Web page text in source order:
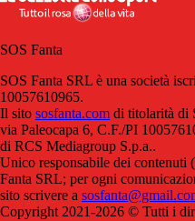
SOS Fanta
SOS Fanta SRL è una società
10057610965.
Il sito sosfanta.com di titolarità di
via Paleocapa 6, C.F./PI
di RCS Mediagroup S.p.a..
Unico responsabile dei contenuti
Fanta SRL; per ogni
sito scrivere a
Copyright 2021-2026 © Tutti i